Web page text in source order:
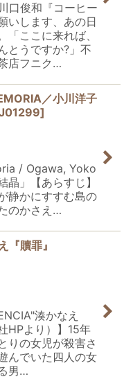
口俊和『コーヒー
いします、あの日
ここに来れば、
とうですか?」不
店フニク…
／小川洋子
]
/ Ogawa, Yoko
」【あらすじ】
静かにすすむ島の
のかさえ…
『贖罪』
湊かなえ
HPより）】15年
りの女児が殺害さ
んでいた四人の女
男…